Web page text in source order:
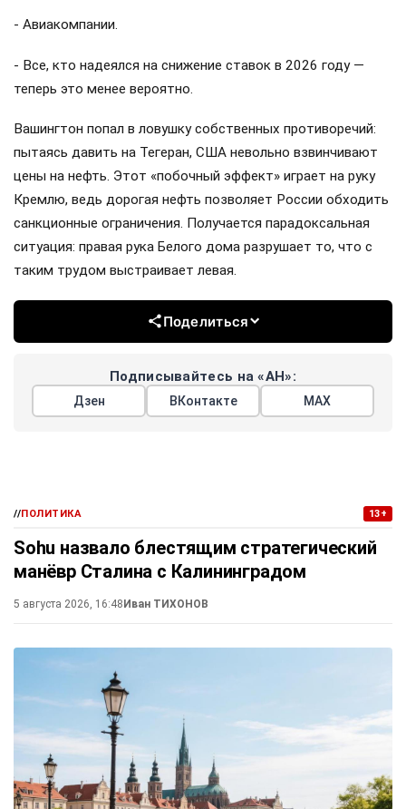
- Авиакомпании.
- Все, кто надеялся на снижение ставок в 2026 году —
теперь это менее вероятно.
Вашингтон попал в ловушку собственных противоречий:
пытаясь давить на Тегеран, США невольно взвинчивают
цены на нефть. Этот «побочный эффект» играет на руку
Кремлю, ведь дорогая нефть позволяет России обходить
санкционные ограничения. Получается парадоксальная
ситуация: правая рука Белого дома разрушает то, что с
таким трудом выстраивает левая.
Поделиться
Подписывайтесь на «АН»:
Дзен ВКонтакте МАХ
//ПОЛИТИКА 13+
Sohu назвало блестящим стратегический
манёвр Сталина с Калининградом
5 августа 2026, 16:48 Иван ТИХОНОВ